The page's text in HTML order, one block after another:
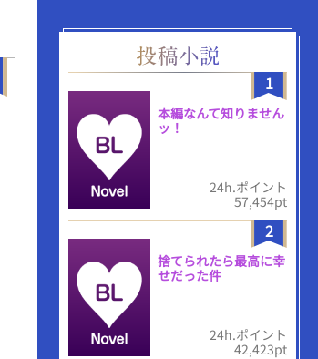
1
本編なんて知りません
ッ！
24h.ポイント
57,454pt
2
捨てられたら最高に幸
せだった件
24h.ポイント
42,423pt